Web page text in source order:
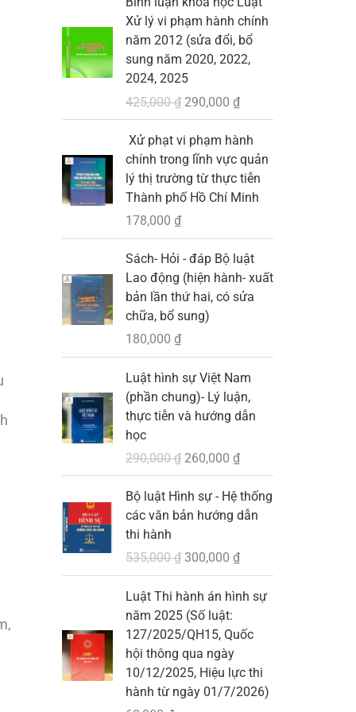
.0
0
0
.
9
0
0
0
₫
à
:
1
3
0
Xử lý vi phạm hành chính
năm 2012 (sửa đổi, bổ
sung năm 2020, 2022,
2024, 2025
425,000₫
á
g
ố
l
:
4
2
5
0
0
0
₫
290,000 ₫
á
h
n
ạ
i
l
à
2
9
0
,
0
₫
.
Xử phạt vi phạm hành
chính trong lĩnh vực quản
lý thị trường từ thực tiễn
Thành phố Hồ Chí Minh
178,000 ₫
Sách- Hỏi - đáp Bộ luật
Lao động (hiện hành- xuất
bản lần thứ hai, có sửa
chữa, bổ sung)
180,000 ₫
Luật hình sự Việt Nam
(phần chung)- Lý luận,
thực tiễn và hướng dẫn
học
290,000₫
á
c
à
:
9
0
,
0
0
0
₫
260,000 ₫
á
ệ
t
ạ
l
à
:
6
,
0
Bộ luật Hình sự - Hệ thống
các văn bản hướng dẫn
thi hành
535,000₫
G
i
ố
l
à
:
5
3
5
300,000 ₫
G
i
i
n
ạ
l
à
Luật Thi hành án hình sự
năm 2025 (Số luật:
127/2025/QH15, Quốc
hội thông qua ngày
10/12/2025, Hiệu lực thi
hành từ ngày 01/7/2026)